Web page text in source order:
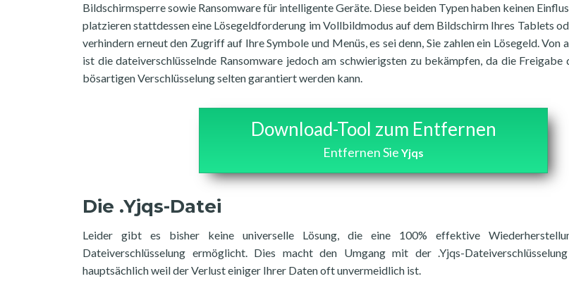
Bildschirmsperre sowie Ransomware für intelligente Geräte. Diese beiden Typen haben keinen
platzieren stattdessen eine Lösegeldforderung im Vollbildmodus auf dem Bildschirm Ihres Tablets
verhindern erneut den Zugriff auf Ihre Symbole und Menüs, es sei denn, Sie zahlen ein Lösegeld. Von
ist die dateiverschlüsselnde Ransomware jedoch am schwierigsten zu bekämpfen, da die Freigabe
bösartigen Verschlüsselung selten garantiert werden kann.
Download-Tool zum Entfernen
Entfernen Sie Yjqs
Die .Yjqs-Datei
Leider gibt es bisher keine universelle Lösung, die eine 100% effektive
Dateiverschlüsselung ermöglicht. Dies macht den Umgang mit der .Yjqs-
hauptsächlich weil der Verlust einiger Ihrer Daten oft unvermeidlich ist.